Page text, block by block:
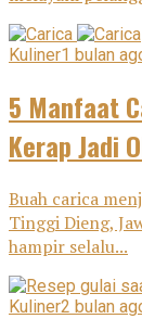
Kuliner1 bulan
5 Manfaat
Kerap Jadi
Buah carica
Tinggi Dieng,
hampir selalu...
Kuliner2 bulan